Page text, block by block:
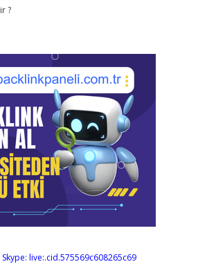
?
Skype: live:.cid.575569c608265c69